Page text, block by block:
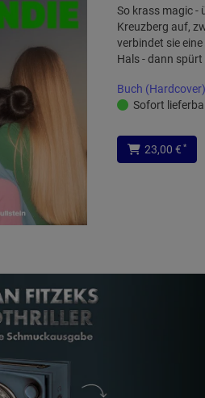
So krass magic -
Kreuzberg auf,
verbindet sie
Hals - dann
Buch (Hardcover)
Sofort
23,00 € *